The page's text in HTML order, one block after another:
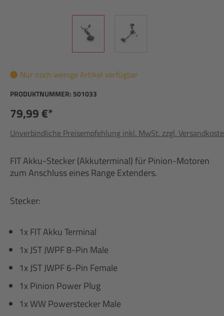
Nur noch wenige Artikel verfügbar
PRODUKTNUMMER: 501033
79,99 €*
Unverbindliche Preisempfehlung inkl. MwSt. zzgl.
FIT Akku-Stecker (Akkuterminal) für Pinion-Motoren
zum Anschluss eines Range Extenders.
Stecker:
1x FIT Akku Terminal
1x JST JWPF 8-Pin Male
1x JST JWPF 6-Pin Female
1x Pinion Power Plug
1x WW Powerstecker Male